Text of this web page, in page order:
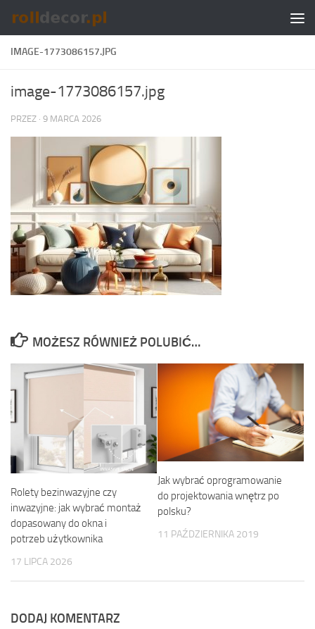
Skip to content
IMAGE-1773086157.JPG
image-1773086157.jpg
PRZEZ · 9 MARCA 2026
MOŻESZ RÓWNIEŻ POLUBIĆ…
Rolety bezinwazyjne czy
inwazyjne: jak wybrać montaż
dopasowany do okna i
potrzeb użytkownika
17 LIPCA 2026
Jak wybrać oprogramowanie
do projektowania wnętrz po
polsku?
11 PAŹDZIERNIKA 2019
DODAJ KOMENTARZ